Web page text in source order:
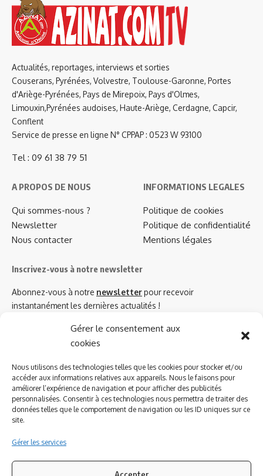
Gérer le consentement aux
cookies
Nous utilisons des technologies telles que les cookies pour stocker et/ou
accéder aux informations relatives aux appareils. Nous le faisons pour
améliorer l’expérience de navigation et pour afficher des publicités
personnalisées. Consentir à ces technologies nous permettra de traiter des
données telles que le comportement de navigation ou les ID uniques sur ce
site.
Gérer les services
Actualités, reportages, interviews et sorties
Couserans, Pyrénées, Volvestre, Toulouse-Garonne, Portes
d'Ariège-Pyrénées, Pays de Mirepoix, Pays d'Olmes,
Limouxin,Pyrénées audoises, Haute-Ariège, Cerdagne, Capcir,
Conflent
Service de presse en ligne N° CPPAP : 0523 W 93100
Tel : 09 61 38 79 51
A PROPOS DE NOUS
Qui sommes-nous ?
Newsletter
Nous contacter
INFORMATIONS LEGALES
Politique de cookies
Politique de confidentialité
Mentions légales
Inscrivez-vous à notre newsletter
Abonnez-vous à notre newsletterpour recevoir
instantanément les dernières actualités !
Azinat.com TV soutient